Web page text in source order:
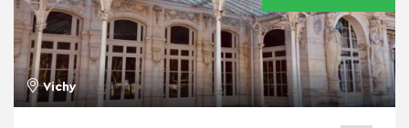
Vichy